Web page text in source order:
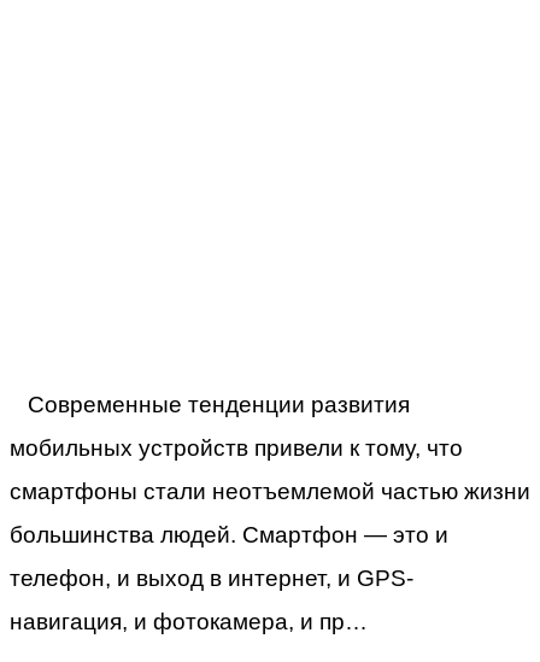
Современные тенденции развития
мобильных устройств привели к тому, что
смартфоны стали неотъемлемой частью жизни
большинства людей. Смартфон — это и
телефон, и выход в интернет, и GPS-
навигация, и фотокамера, и пр…